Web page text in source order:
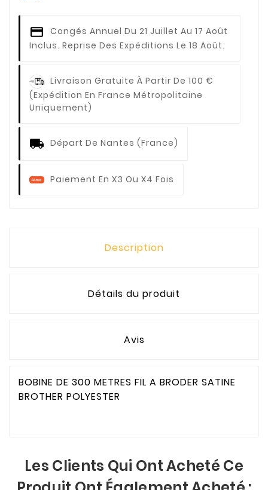
Congés Annuel Du 21 Juillet Au 17 Août
Inclus. Reprise Des Expéditions Le 18 Août.
Livraison Gratuite À Partir De 100 €
(expédition En France Métropolitaine
Uniquement)
Départ De Nantes (France)
Paiement En X3 Ou X4 Fois
Description
Détails du produit
Avis
BOBINE DE 300 METRES FIL A BRODER SATINE
BROTHER POLYESTER
Les Clients Qui Ont Acheté Ce